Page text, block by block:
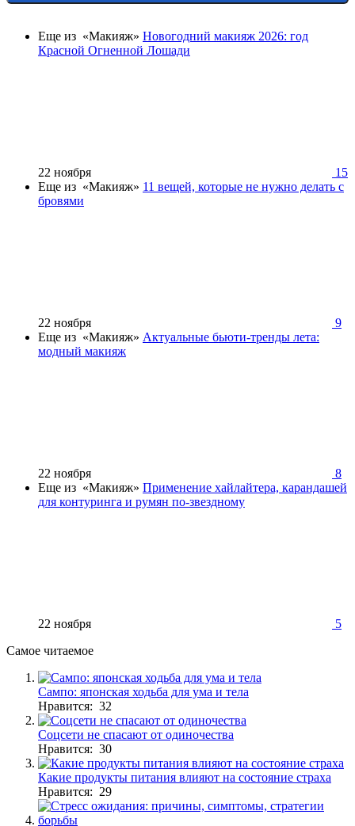
Еще из «Макияж» Новогодний макияж 2026: год
Красной Огненной Лошади
22 ноября
15
Еще из «Макияж» 11 вещей, которые не нужно делать с
бровями
22 ноября
9
Еще из «Макияж» Актуальные бьюти-тренды лета:
модный макияж
22 ноября
8
Еще из «Макияж» Применение хайлайтера, карандашей
для контуринга и румян по-звездному
22 ноября
5
Самое читаемое
Сампо: японская ходьба для ума и тела
Нравится: 32
Соцсети не спасают от одиночества
Нравится: 30
Какие продукты питания влияют на состояние страха
Нравится: 29